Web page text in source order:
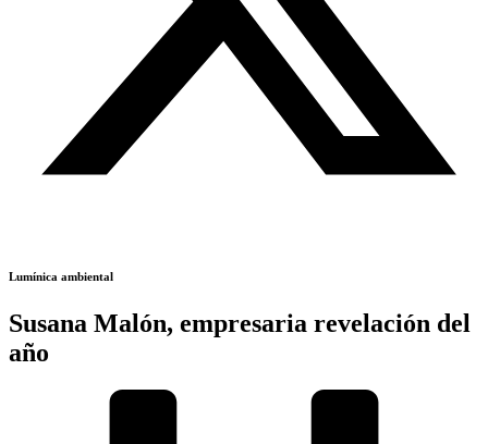
Lumínica ambiental
Susana Malón, empresaria revelación del
año